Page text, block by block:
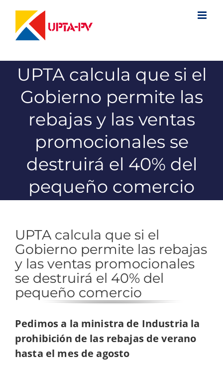
contenido
UPTA calcula que si el
Gobierno permite las
rebajas y las ventas
promocionales se
destruirá el 40% del
pequeño comercio
UPTA calcula que si el
Gobierno permite las rebajas
y las ventas promocionales
se destruirá el 40% del
pequeño comercio
Pedimos a la ministra de Industria la
prohibición de las rebajas de verano
hasta el mes de agosto